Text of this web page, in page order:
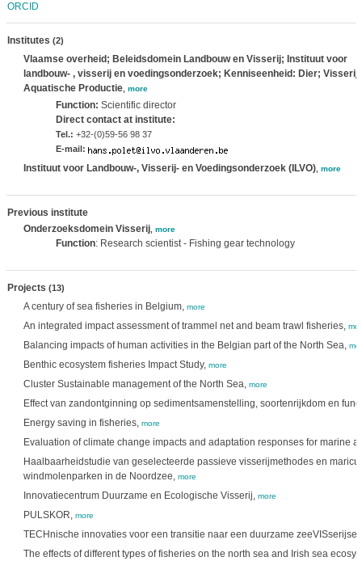
ORCID
Institutes (2)
Vlaamse overheid; Beleidsdomein Landbouw en Visserij; Instituut voor
landbouw- , visserij en voedingsonderzoek; Kenniseenheid: Dier; Visserij
Aquatische Productie, more
Function: Scientific director
Direct contact at institute:
Tel.: +32-(0)59-56 98 37
E-mail:
Instituut voor Landbouw-, Visserij- en Voedingsonderzoek (ILVO), more
Previous institute
Onderzoeksdomein Visserij, more
Function: Research scientist - Fishing gear technology
Projects (13)
A century of sea fisheries in Belgium, more
An integrated impact assessment of trammel net and beam trawl fisheries,
Balancing impacts of human activities in the Belgian part of the North Sea,
Benthic ecosystem fisheries Impact Study, more
Cluster Sustainable management of the North Sea, more
Effect van zandontginning op sedimentsamenstelling, soortenrijkdom en
Energy saving in fisheries, more
Evaluation of climate change impacts and adaptation responses for marine
Haalbaarheidstudie van geselecteerde passieve visserijmethodes en
windmolenparken in de Noordzee, more
Innovatiecentrum Duurzame en Ecologische Visserij, more
PULSKOR, more
TECHnische innovaties voor een transitie naar een duurzame
The effects of different types of fisheries on the north sea and Irish sea